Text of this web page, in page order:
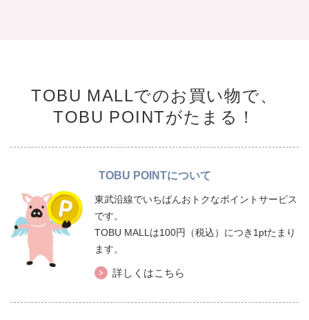
TOBU MALLでのお買い物で、
TOBU POINTがたまる！
TOBU POINTについて
東武沿線でいちばんおトクなポイントサービス
です。
TOBU MALLは100円（税込）につき1ptたまり
ます。
詳しくはこちら